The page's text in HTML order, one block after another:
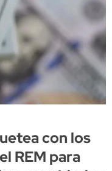
con los
REM para